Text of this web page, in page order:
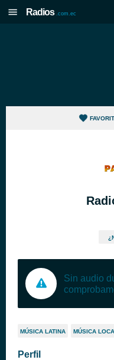
Radios .com.ec
Sin audio
MÚSICA LATINA MÚSICA
Perfil